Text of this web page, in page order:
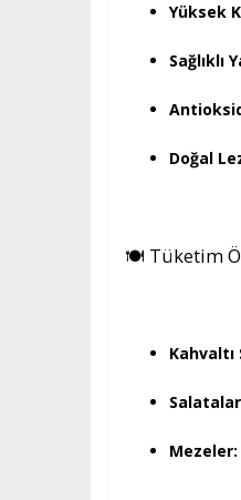
Yüksek
Sağlıklı
Doğal
🍽️ Tüketim
Kahvaltı
Mezeler: